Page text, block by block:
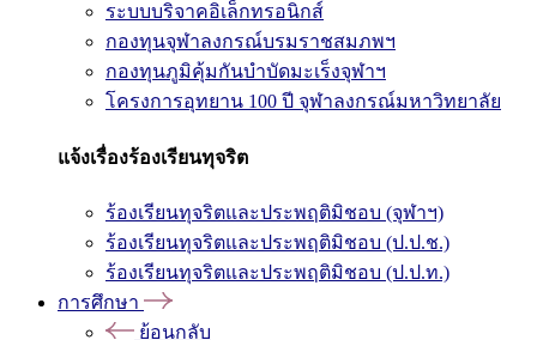
ระบบบริจาคอิเล็กทรอนิกส์
กองทุนจุฬาลงกรณ์บรมราชสมภพฯ
กองทุนภูมิคุ้มกันบำบัดมะเร็งจุฬาฯ
โครงการอุทยาน 100 ปี จุฬาลงกรณ์มหาวิทยาลัย
แจ้งเรื่องร้องเรียนทุจริต
ร้องเรียนทุจริตและประพฤติมิชอบ (จุฬาฯ)
ร้องเรียนทุจริตและประพฤติมิชอบ (ป.ป.ช.)
ร้องเรียนทุจริตและประพฤติมิชอบ (ป.ป.ท.)
การศึกษา
ย้อนกลับ